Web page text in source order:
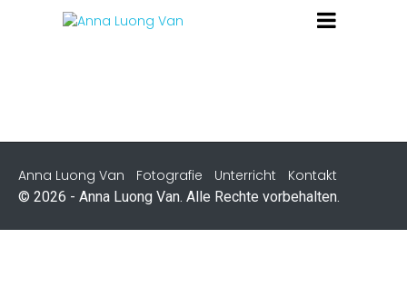
Anna Luong Van Fotografie Unterricht Kontakt
© 2026 - Anna Luong Van. Alle Rechte vorbehalten.